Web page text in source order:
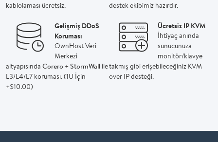
kablolaması ücretsiz.
Gelişmiş DDoS
Koruması
OwnHost Veri
Merkezi
altyapısında Corero + StormWall ile
L3/L4/L7 koruması. (1U İçin
+$10.00)
destek ekibimiz hazırdır.
Ücretsiz IP KVM
İhtiyaç anında
sunucunuza
monitör/klavye
takmış gibi erişebileceğiniz KVM
over IP desteği.